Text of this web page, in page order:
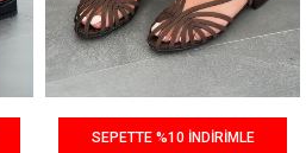
SEPETTE %10 İNDİRİMLE